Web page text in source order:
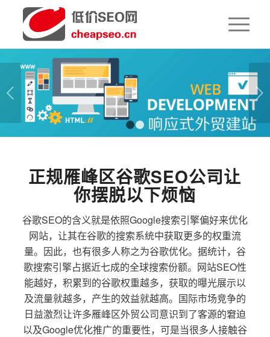
下一页
1 2
正规雁峰区谷歌SEO公司让
你摆脱以下烦恼
谷歌SEO的含义就是依照Google搜索引擎偏好来优化
网站，让其在谷歌的搜索系统中获取更多的权重流
量。因此，也有很多人称之为谷歌优化。据统计，谷
歌搜索引擎占据近七成的全球搜索份额。网站SEO性
能越好，积累到的谷歌权重越多，获取的曝光展示以
及流量就越多，产生的效益就越高。国际市场竞争的
日益激烈让许多雁峰区外贸公司意识到了客源的窘迫
以及Google优化推广的重要性，可是当很多人接触谷